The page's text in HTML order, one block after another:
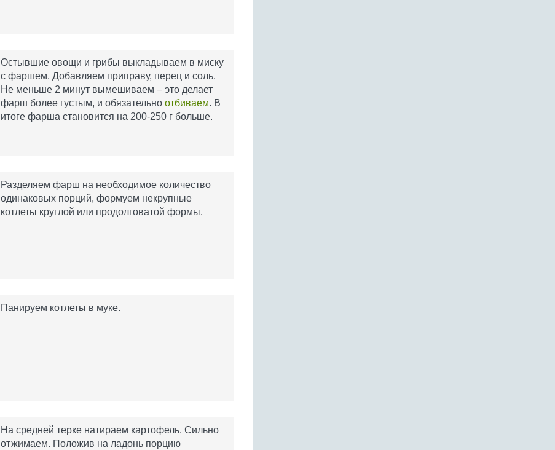
Остывшие овощи и грибы выкладываем в миску
с фаршем. Добавляем приправу, перец и соль.
Не меньше 2 минут вымешиваем – это делает
фарш более густым, и обязательно отбиваем. В
итоге фарша становится на 200-250 г больше.
Разделяем фарш на необходимое количество
одинаковых порций, формуем некрупные
котлеты круглой или продолговатой формы.
Панируем котлеты в муке.
На средней терке натираем картофель. Сильно
отжимаем. Положив на ладонь порцию